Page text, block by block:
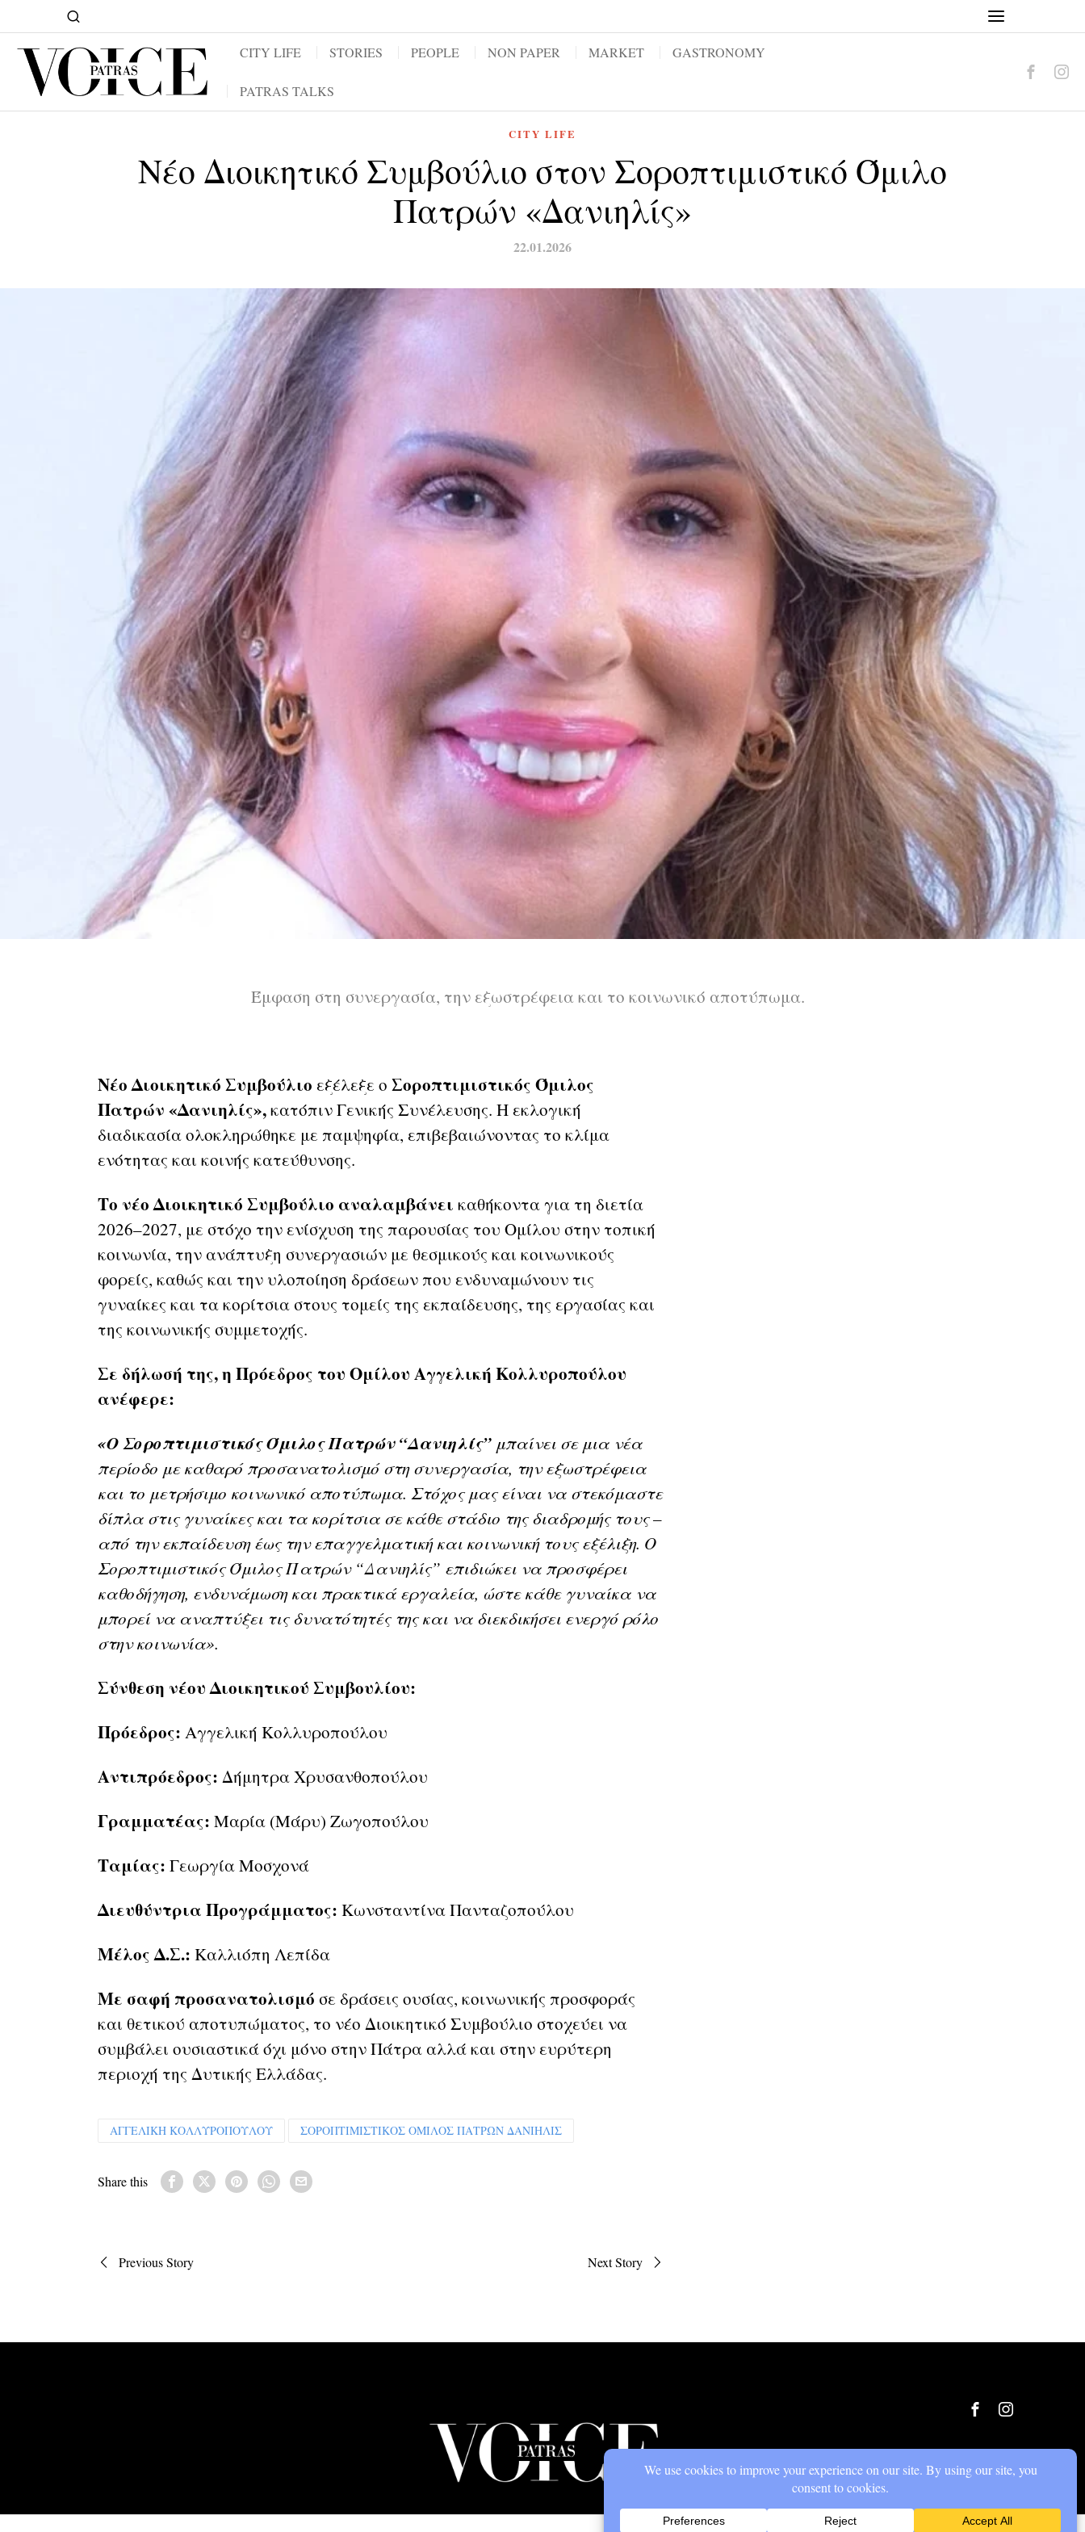
CITY LIFE STORIES PEOPLE NON PAPER MARKET GASTRONOMY
PATRAS TALKS
CITY LIFE
Νέο Διοικητικό Συμβούλιο στον Σοροπτιμιστικό Όμιλο
Πατρών «Δανιηλίς»
22.01.2026
Έμφαση στη συνεργασία, την εξωστρέφεια και το κοινωνικό αποτύπωμα.
Νέο Διοικητικό Συμβούλιο εξέλεξε ο Σοροπτιμιστικός Όμιλος
Πατρών «Δανιηλίς»,κατόπιν Γενικής Συνέλευσης. Η εκλογική
διαδικασία ολοκληρώθηκε με παμψηφία, επιβεβαιώνοντας το κλίμα
ενότητας και κοινής κατεύθυνσης.
Το νέο Διοικητικό Συμβούλιο αναλαμβάνει καθήκοντα για τη διετία
2026–2027, με στόχο την ενίσχυση της παρουσίας του Ομίλου στην τοπική
κοινωνία, την ανάπτυξη συνεργασιών με θεσμικούς και κοινωνικούς
φορείς, καθώς και την υλοποίηση δράσεων που ενδυναμώνουν τις
γυναίκες και τα κορίτσια στους τομείς της εκπαίδευσης, της εργασίας και
της κοινωνικής συμμετοχής.
Σε δήλωσή της, η Πρόεδρος του Ομίλου Αγγελική Κολλυροπούλου
ανέφερε:
«Ο Σοροπτιμιστικός Όμιλος Πατρών “Δανιηλίς” μπαίνει σε μια νέα
περίοδο με καθαρό προσανατολισμό στη συνεργασία, την εξωστρέφεια
και το μετρήσιμο κοινωνικό αποτύπωμα. Στόχος μας είναι να στεκόμαστε
δίπλα στις γυναίκες και τα κορίτσια σε κάθε στάδιο της διαδρομής τους –
από την εκπαίδευση έως την επαγγελματική και κοινωνική τους εξέλιξη. Ο
Σοροπτιμιστικός Όμιλος Πατρών “Δανιηλίς” επιδιώκει να προσφέρει
καθοδήγηση, ενδυνάμωση και πρακτικά εργαλεία, ώστε κάθε γυναίκα να
μπορεί να αναπτύξει τις δυνατότητές της και να διεκδικήσει ενεργό ρόλο
στην κοινωνία».
Σύνθεση νέου Διοικητικού Συμβουλίου:
Πρόεδρος: Αγγελική Κολλυροπούλου
Αντιπρόεδρος: Δήμητρα Χρυσανθοπούλου
Γραμματέας: Μαρία (Μάρυ) Ζωγοπούλου
Ταμίας: Γεωργία Μοσχονά
Διευθύντρια Προγράμματος: Κωνσταντίνα Πανταζοπούλου
Μέλος Δ.Σ.: Καλλιόπη Λεπίδα
Με σαφή προσανατολισμό σε δράσεις ουσίας, κοινωνικής προσφοράς
και θετικού αποτυπώματος, το νέο Διοικητικό Συμβούλιο στοχεύει να
συμβάλει ουσιαστικά όχι μόνο στην Πάτρα αλλά και στην ευρύτερη
περιοχή της Δυτικής Ελλάδας.
ΑΓΓΕΛΙΚΗ ΚΟΛΛΥΡΟΠΟΥΛΟΥ ΣΟΡΟΠΤΙΜΙΣΤΙΚΟΣ ΟΜΙΛΟΣ ΠΑΤΡΩΝ ΔΑΝΙΗΛΙΣ
Share this
Πλοήγηση
Previous Story Next Story